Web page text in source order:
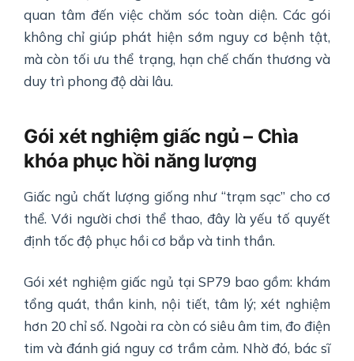
quan tâm đến việc chăm sóc toàn diện. Các gói
không chỉ giúp phát hiện sớm nguy cơ bệnh tật,
mà còn tối ưu thể trạng, hạn chế chấn thương và
duy trì phong độ dài lâu.
Gói xét nghiệm giấc ngủ – Chìa
khóa phục hồi năng lượng
Giấc ngủ chất lượng giống như “trạm sạc” cho cơ
thể. Với người chơi thể thao, đây là yếu tố quyết
định tốc độ phục hồi cơ bắp và tinh thần.
Gói xét nghiệm giấc ngủ tại SP79 bao gồm: khám
tổng quát, thần kinh, nội tiết, tâm lý; xét nghiệm
hơn 20 chỉ số. Ngoài ra còn có siêu âm tim, đo điện
tim và đánh giá nguy cơ trầm cảm. Nhờ đó, bác sĩ